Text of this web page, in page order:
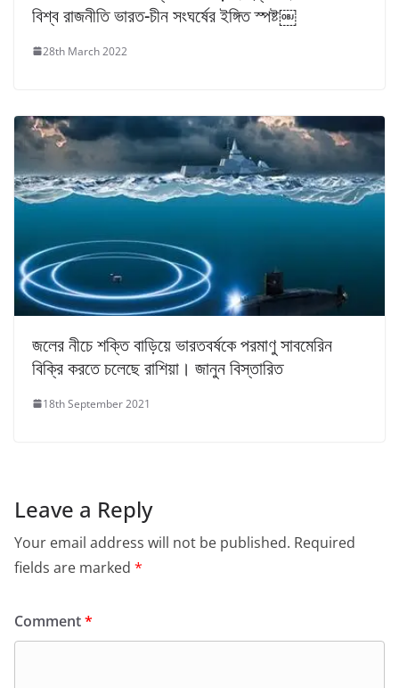
বিশ্ব রাজনীতি ভারত-চীন সংঘর্ষের ইঙ্গিত স্পষ্ট￼
28th March 2022
জলের নীচে শক্তি বাড়িয়ে ভারতবর্ষকে পরমাণু সাবমেরিন
বিক্রি করতে চলেছে রাশিয়া। জানুন বিস্তারিত
18th September 2021
Leave a Reply
Your email address will not be published. Required
fields are marked *
Comment*